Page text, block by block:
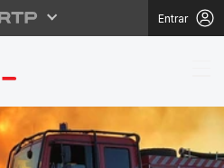
Entrar